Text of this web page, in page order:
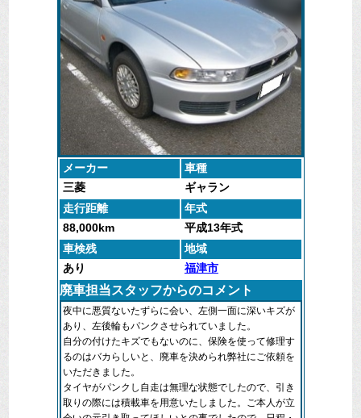
メーカー
車種
三菱
ギャラン
走行距離
年式
88,000km
平成13年式
車検残
地域
あり
福津市
廃車担当スタッフからのコメント
夜中に悪質ないたずらに会い、左側一面に深いキズが
あり、左後輪もパンクさせられていました。
自分の付けたキズでもないのに、保険を使って修理す
るのはバカらしいと、廃車を決められ弊社にご依頼を
いただきました。
タイヤがパンクし自走は無理な状態でしたので、引き
取りの際には積載車を用意いたしました。ご本人が立